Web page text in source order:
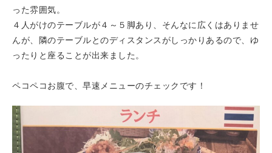
った雰囲気。
４人がけのテーブルが４～５脚あり、そんなに広くはありませ
んが、隣のテーブルとのディスタンスがしっかりあるので、ゆ
ったりと座ることが出来ました。
ペコペコお腹で、早速メニューのチェックです！